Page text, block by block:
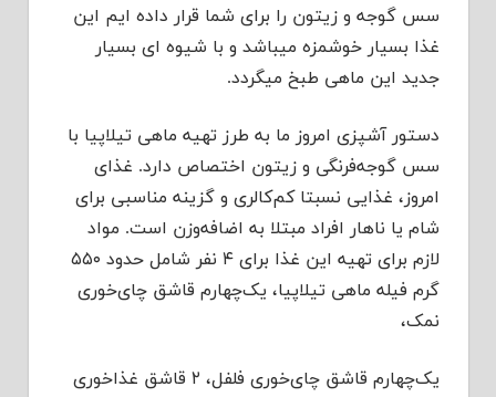
سس گوجه و زیتون را برای شما قرار داده ایم این
غذا بسیار خوشمزه میباشد و با شیوه ای بسیار
جدید این ماهی طبخ میگردد.
دستور آشپزی امروز ما به طرز تهیه ماهی تیلاپیا با
سس گوجه‌فرنگی و زیتون اختصاص دارد. غذای
امروز، غذایی نسبتا کم‌کالری و گزینه مناسبی برای
شام یا ناهار افراد مبتلا به اضافه‌وزن است. مواد
لازم برای تهیه این غذا برای ۴ نفر شامل حدود ۵۵۰
گرم فیله ماهی تیلاپیا، یک‌چهارم قاشق چای‌خوری
نمک،
یک‌چهارم قاشق چای‌خوری فلفل، ۲ قاشق غذاخوری